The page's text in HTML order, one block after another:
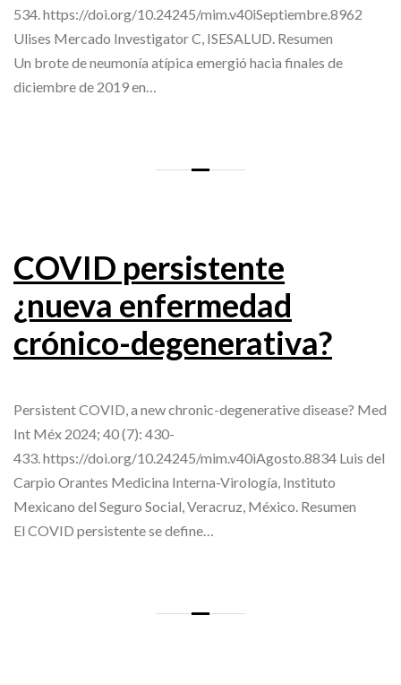
534. https://doi.org/10.24245/mim.v40iSeptiembre.8962
Ulises Mercado Investigator C, ISESALUD. Resumen
Un brote de neumonía atípica emergió hacia finales de
diciembre de 2019 en…
COVID persistente
¿nueva enfermedad
crónico-degenerativa?
Persistent COVID, a new chronic-degenerative disease? Med
Int Méx 2024; 40 (7): 430-
433. https://doi.org/10.24245/mim.v40iAgosto.8834 Luis del
Carpio Orantes Medicina Interna-Virología, Instituto
Mexicano del Seguro Social, Veracruz, México. Resumen
El COVID persistente se define…